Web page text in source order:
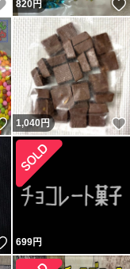
いいね！
820円
いいね！
1,040円
いいね！
699円